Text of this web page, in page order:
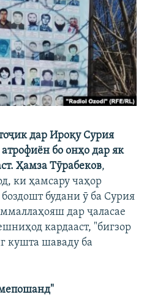
дар Ироқу Сурия
бо онҳо дар як
Ҳамза Тӯрабеков,
ки ҳамсару чаҳор
будани ӯ ба Сурия
дар ҷаласае
кардааст, "бигзор
кушта шаваду ба